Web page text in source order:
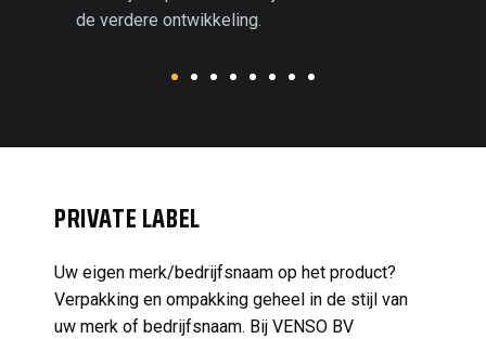
de verdere ontwikkeling.
PRIVATE LABEL
Uw eigen merk/bedrijfsnaam op het product?
Verpakking en ompakking geheel in de stijl van
uw merk of bedrijfsnaam. Bij VENSO BV